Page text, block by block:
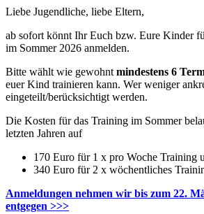
Liebe Jugendliche, liebe Eltern,
ab sofort könnt Ihr Euch bzw. Eure Kinder
im Sommer 2026 anmelden.
Bitte wählt wie gewohnt mindestens 6
euer Kind trainieren kann. Wer weniger
eingeteilt/berücksichtigt werden.
Die Kosten für das Training im Sommer
letzten Jahren auf
170 Euro für 1 x pro Woche Training
340 Euro für 2 x wöchentliches
Anmeldungen nehmen wir bis zum 22.
entgegen >>>